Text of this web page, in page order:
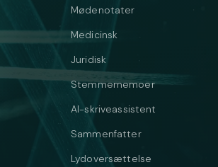
Mødenotater
Medicinsk
Juridisk
Stemmememoer
AI-skriveassistent
Sammenfatter
Lydoversættelse